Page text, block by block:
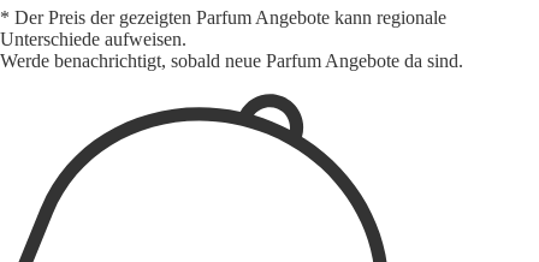
* Der Preis der gezeigten Parfum Angebote kann regionale
Unterschiede aufweisen.
Werde benachrichtigt, sobald neue Parfum Angebote da sind.